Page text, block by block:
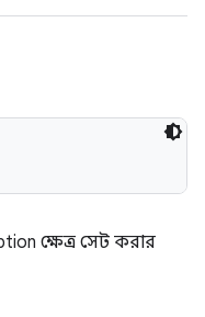
ক্ষেত্র সেট করার